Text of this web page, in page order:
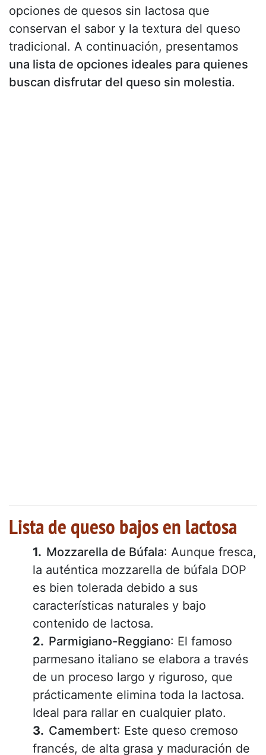
opciones de quesos sin lactosa que
conservan el sabor y la textura del queso
tradicional. A continuación, presentamos
una lista de opciones ideales para quienes
buscan disfrutar del queso sin molestia.
Lista de queso bajos en lactosa
Mozzarella de Búfala: Aunque fresca,
la auténtica mozzarella de búfala DOP
es bien tolerada debido a sus
características naturales y bajo
contenido de lactosa.
Parmigiano-Reggiano: El famoso
parmesano italiano se elabora a través
de un proceso largo y riguroso, que
prácticamente elimina toda la lactosa.
Ideal para rallar en cualquier plato.
Camembert: Este queso cremoso
francés, de alta grasa y maduración de